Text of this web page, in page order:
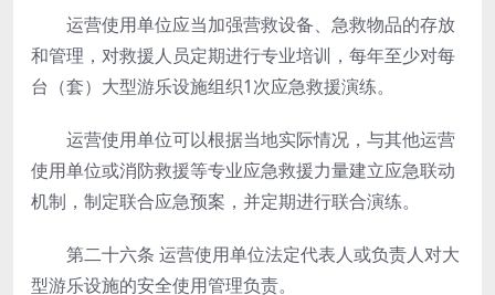
运营使用单位应当加强营救设备、急救物品的存放
和管理，对救援人员定期进行专业培训，每年至少对每
台（套）大型游乐设施组织1次应急救援演练。
运营使用单位可以根据当地实际情况，与其他运营
使用单位或消防救援等专业应急救援力量建立应急联动
机制，制定联合应急预案，并定期进行联合演练。
第二十六条 运营使用单位法定代表人或负责人对大
型游乐设施的安全使用管理负责。